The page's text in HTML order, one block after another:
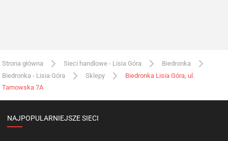
Strona główna Sieci handlowe - Lisia Góra
Biedronka
Biedronka - Lisia Góra
Sklepy
Biedronka Lisia Góra, ul.
Tarnowska 7A
NAJPOPULARNIEJSZE SIECI